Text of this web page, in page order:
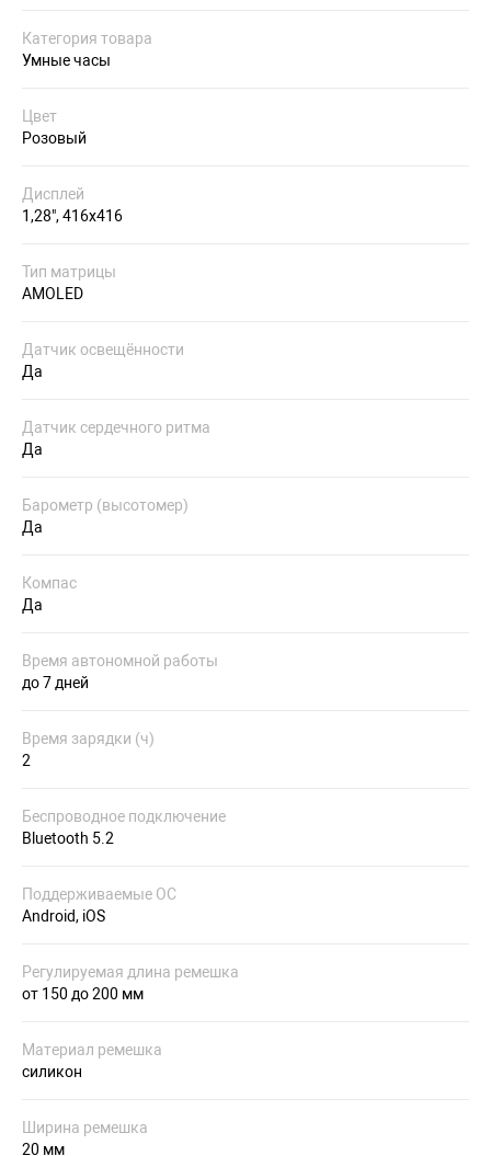
Категория товара
Умные часы
Цвет
Розовый
Дисплей
1,28", 416x416
Тип матрицы
AMOLED
Датчик освещённости
Да
Датчик сердечного ритма
Да
Барометр (высотомер)
Да
Компас
Да
Время автономной работы
до 7 дней
Время зарядки (ч)
2
Беспроводное подключение
Bluetooth 5.2
Поддерживаемые ОС
Android, iOS
Регулируемая длина ремешка
от 150 до 200 мм
Материал ремешка
силикон
Ширина ремешка
20 мм